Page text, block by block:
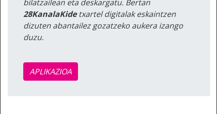
bilatzailean eta deskargatu. Bertan
28KanalaKidetxartel digitalak eskaintzen
dizuten abantailez gozatzeko aukera izango
duzu.
APLIKAZIOA